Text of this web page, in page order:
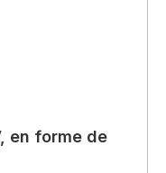
en forme de